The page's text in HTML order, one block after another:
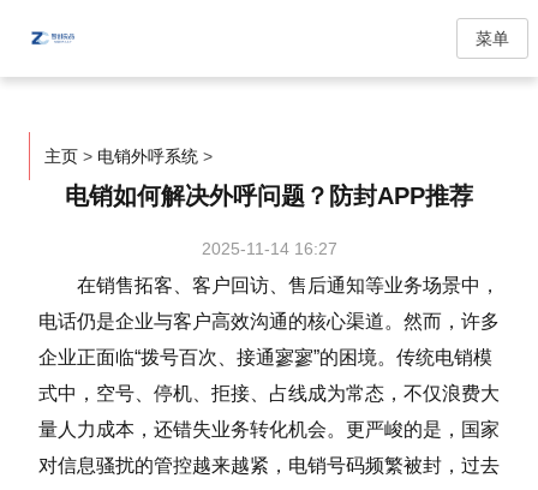
菜单
主页 > 电销外呼系统 >
电销如何解决外呼问题？防封APP推荐
2025-11-14 16:27
在销售拓客、客户回访、售后通知等业务场景中，
电话仍是企业与客户高效沟通的核心渠道。然而，许多
企业正面临“拨号百次、接通寥寥”的困境。传统电销模
式中，空号、停机、拒接、占线成为常态，不仅浪费大
量人力成本，还错失业务转化机会。更严峻的是，国家
对信息骚扰的管控越来越紧，电销号码频繁被封，过去